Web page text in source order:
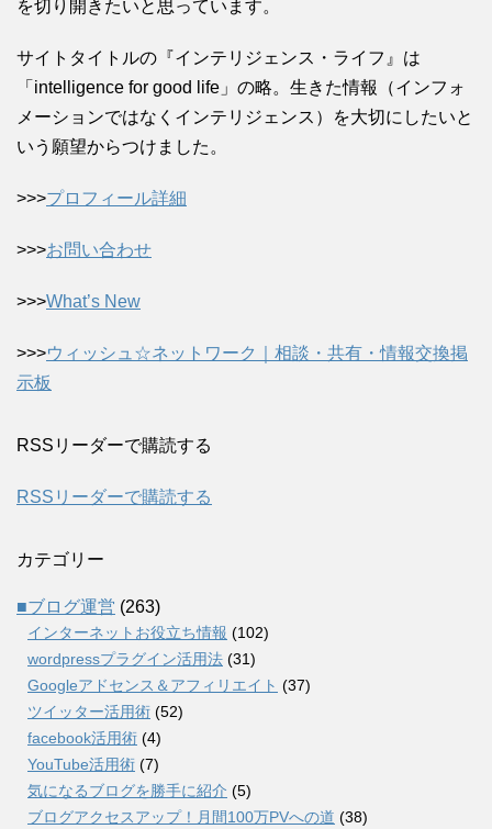
を切り開きたいと思っています。
サイトタイトルの『インテリジェンス・ライフ』は
「intelligence for good life」の略。生きた情報（インフォ
メーションではなくインテリジェンス）を大切にしたいと
いう願望からつけました。
>>>プロフィール詳細
>>>お問い合わせ
>>>What’s New
>>>ウィッシュ☆ネットワーク｜相談・共有・情報交換掲
示板
RSSリーダーで購読する
RSSリーダーで購読する
カテゴリー
■ブログ運営 (263)
インターネットお役立ち情報 (102)
wordpressプラグイン活用法 (31)
Googleアドセンス＆アフィリエイト (37)
ツイッター活用術 (52)
facebook活用術 (4)
YouTube活用術 (7)
気になるブログを勝手に紹介 (5)
ブログアクセスアップ！月間100万PVへの道 (38)